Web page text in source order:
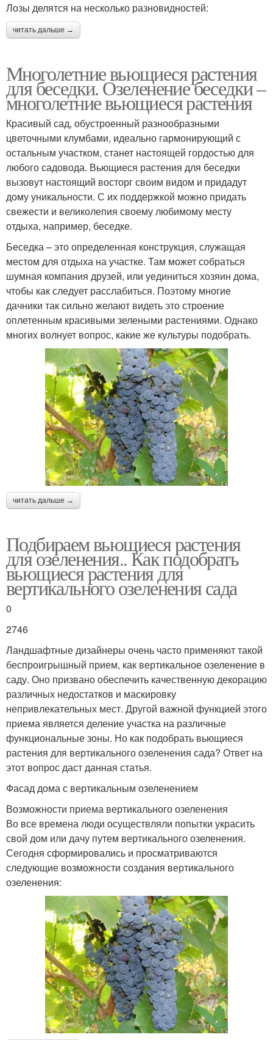
Лозы делятся на несколько разновидностей:
читать дальше →
Многолетние вьющиеся растения
для беседки. Озеленение беседки –
многолетние вьющиеся растения
Красивый сад, обустроенный разнообразными
цветочными клумбами, идеально гармонирующий с
остальным участком, станет настоящей гордостью для
любого садовода. Вьющиеся растения для беседки
вызовут настоящий восторг своим видом и придадут
дому уникальности. С их поддержкой можно придать
свежести и великолепия своему любимому месту
отдыха, например, беседке.
Беседка – это определенная конструкция, служащая
местом для отдыха на участке. Там может собраться
шумная компания друзей, или уединиться хозяин дома,
чтобы как следует расслабиться. Поэтому многие
дачники так сильно желают видеть это строение
оплетенным красивыми зелеными растениями. Однако
многих волнует вопрос, какие же культуры подобрать.
читать дальше →
Подбираем вьющиеся растения
для озеленения.. Как подобрать
вьющиеся растения для
вертикального озеленения сада
0
2746
Ландшафтные дизайнеры очень часто применяют такой
беспроигрышный прием, как вертикальное озеленение в
саду. Оно призвано обеспечить качественную декорацию
различных недостатков и маскировку
непривлекательных мест. Другой важной функцией этого
приема является деление участка на различные
функциональные зоны. Но как подобрать вьющиеся
растения для вертикального озеленения сада? Ответ на
этот вопрос даст данная статья.
Фасад дома с вертикальным озеленением
Возможности приема вертикального озеленения
Во все времена люди осуществляли попытки украсить
свой дом или дачу путем вертикального озеленения.
Сегодня сформировались и просматриваются
следующие возможности создания вертикального
озеленения: